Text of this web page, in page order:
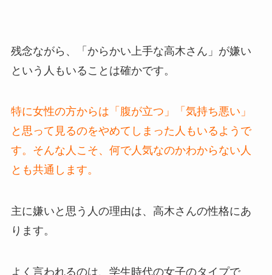
残念ながら、「からかい上手な高木さん」が嫌い
という人もいることは確かです。
特に女性の方からは「腹が立つ」「気持ち悪い」
と思って見るのをやめてしまった人もいるようで
す。そんな人こそ、何で人気なのかわからない人
とも共通します。
主に嫌いと思う人の理由は、高木さんの性格にあ
ります。
よく言われるのは、学生時代の女子のタイプで